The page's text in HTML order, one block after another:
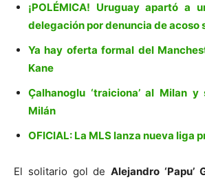
¡POLÉMICA! Uruguay apartó a
delegación por denuncia de acoso
Ya hay oferta formal del
Kane
Çalhanoglu ‘traiciona’ al Milan
Milán
OFICIAL: La MLS lanza nueva liga
El solitario gol deAlejandro ‘Papu’